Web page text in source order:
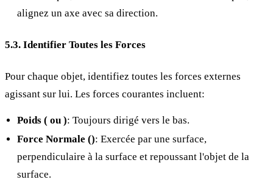
alignez un axe avec sa direction.
5.3. Identifier Toutes les Forces
Pour chaque objet, identifiez toutes les forces externes
agissant sur lui. Les forces courantes incluent:
Poids ( ou ): Toujours dirigé vers le bas.
Force Normale (): Exercée par une surface,
perpendiculaire à la surface et repoussant l'objet de la
surface.